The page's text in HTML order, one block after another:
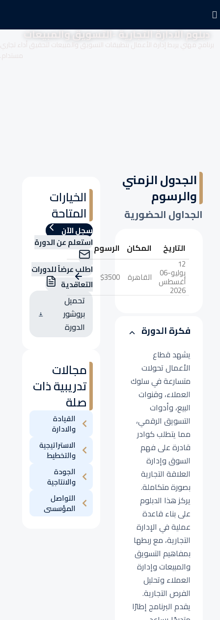
دبلوم الادارة التجارية -التسويق والمبيعات
برنامج مهني يربط إدارة الأعمال بتطبيقات التسويق والمبيعات لتحقيق أداء تجاري
مستدام.
الخيارات
المتاحة
سجل الآن
استعلم عن الدورة
اطلب عرضاً للدورات
التعاقدية
تحميل
بروشور
الدورة
مجالات
تدريبية ذات
صلة
القيادة
والادارة
الاستراتيجية
والتخطيط
الجودة
والانتاجية
التواصل
المؤسسى
الجدول الزمني
والرسوم
الجداول الحضورية
التاريخ المكان الرسوم
12
يوليو-06
أغسطس
2026
القاهرة $3500
فكرة الدورة
يشهد قطاع
الأعمال تحولات
متسارعة في سلوك
العملاء، وقنوات
البيع، وأدوات
التسويق الرقمي،
مما يتطلب كوادر
قادرة على فهم
السوق وإدارة
العلاقة التجارية
بصورة متكاملة.
يركز هذا الدبلوم
على بناء قاعدة
عملية في الإدارة
التجارية، مع ربطها
بمفاهيم التسويق
والمبيعات وإدارة
العملاء وتحليل
الفرص التجارية.
يقدم البرنامج إطارًا